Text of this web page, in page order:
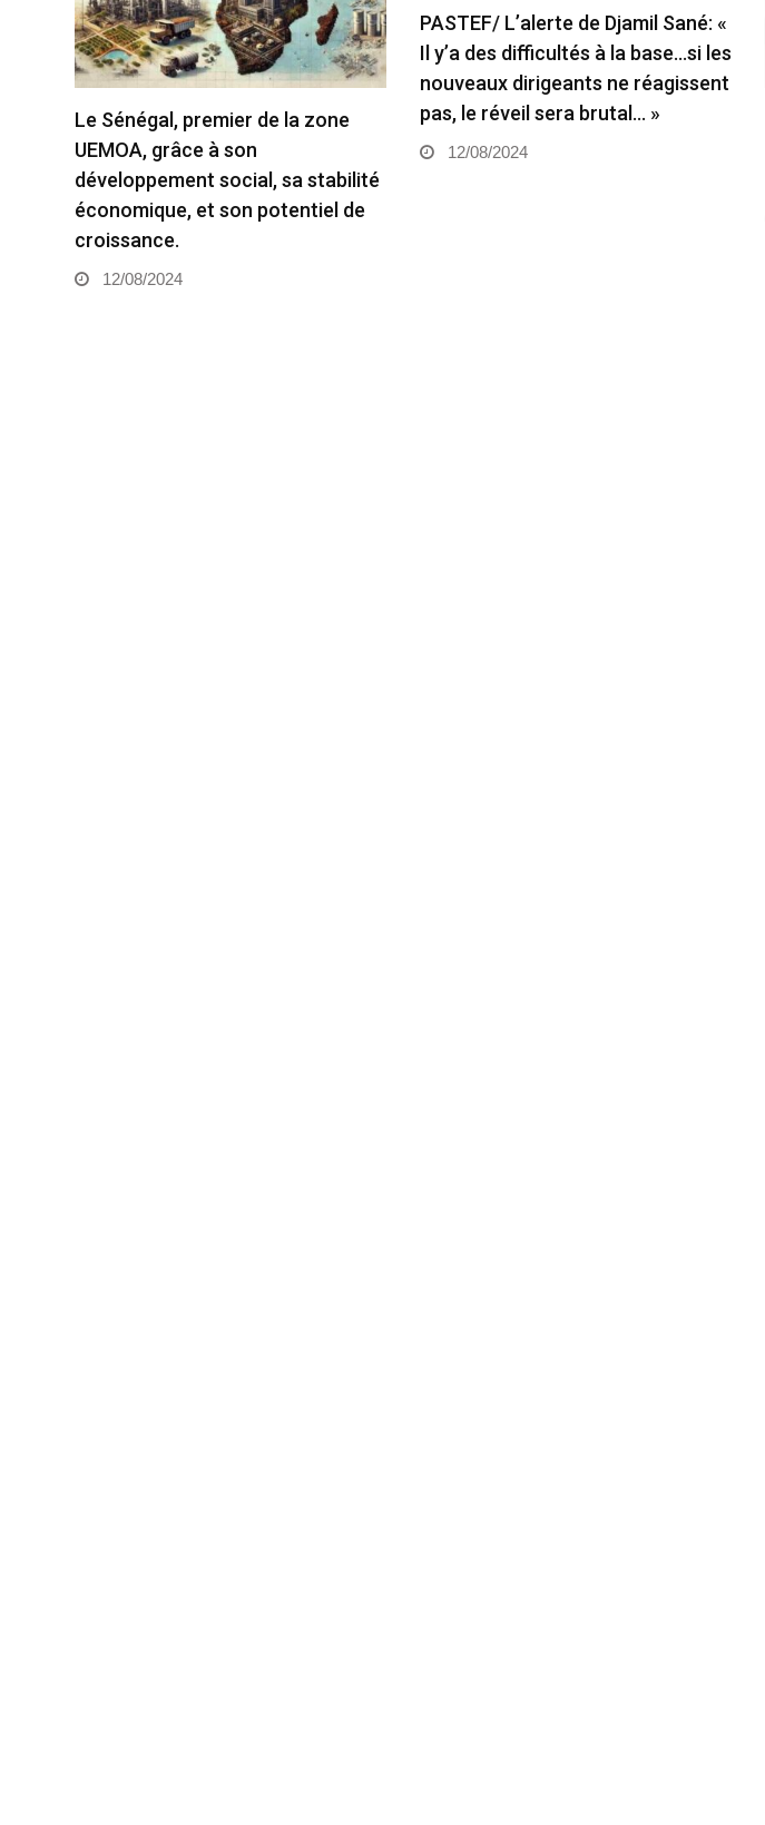
Le Sénégal, premier de la zone
UEMOA, grâce à son
développement social, sa stabilité
économique, et son potentiel de
croissance.
12/08/2024
PASTEF/ L’alerte de Djamil Sané: «
Il y’a des difficultés à la base…si les
nouveaux dirigeants ne réagissent
pas, le réveil sera brutal… »
12/08/2024